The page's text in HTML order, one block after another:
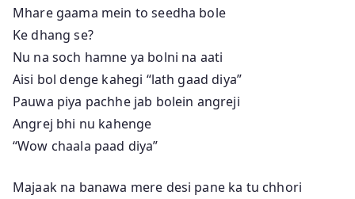
Mhare gaama mein to seedha bole
Ke dhang se?
Nu na soch hamne ya bolni na aati
Aisi bol denge kahegi “lath gaad diya”
Pauwa piya pachhe jab bolein angreji
Angrej bhi nu kahenge
“Wow chaala paad diya”
Majaak na banawa mere desi pane ka tu chhori